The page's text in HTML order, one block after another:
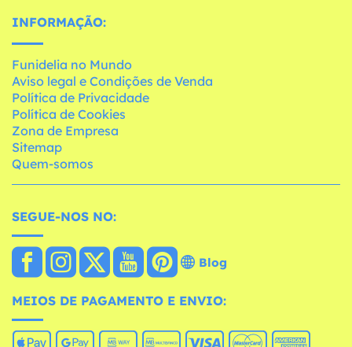
INFORMAÇÃO:
Funidelia no Mundo
Aviso legal e Condições de Venda
Política de Privacidade
Política de Cookies
Zona de Empresa
Sitemap
Quem-somos
SEGUE-NOS NO:
Blog
MEIOS DE PAGAMENTO E ENVIO: